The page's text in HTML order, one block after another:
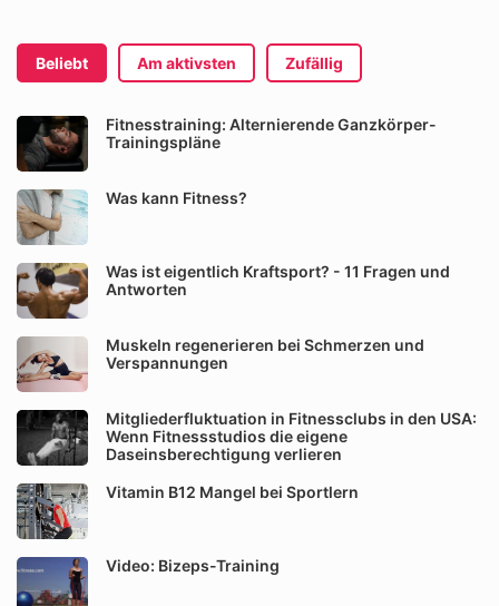
Beliebt Am aktivsten Zufällig
Fitnesstraining: Alternierende Ganzkörper-
Trainingspläne
Was kann Fitness?
Was ist eigentlich Kraftsport? - 11 Fragen und
Antworten
Muskeln regenerieren bei Schmerzen und
Verspannungen
Mitgliederfluktuation in Fitnessclubs in den USA:
Wenn Fitnessstudios die eigene
Daseinsberechtigung verlieren
Vitamin B12 Mangel bei Sportlern
Video: Bizeps-Training